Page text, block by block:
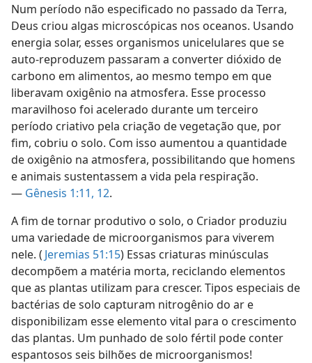
Num período não especificado no passado da Terra,
Deus criou algas microscópicas nos oceanos. Usando
energia solar, esses organismos unicelulares que se
auto-reproduzem passaram a converter dióxido de
carbono em alimentos, ao mesmo tempo em que
liberavam oxigênio na atmosfera. Esse processo
maravilhoso foi acelerado durante um terceiro
período criativo pela criação de vegetação que, por
fim, cobriu o solo. Com isso aumentou a quantidade
de oxigênio na atmosfera, possibilitando que homens
e animais sustentassem a vida pela respiração.
— Gênesis 1:11, 12.
A fim de tornar produtivo o solo, o Criador produziu
uma variedade de microorganismos para viverem
nele. ( Jeremias 51:15) Essas criaturas minúsculas
decompõem a matéria morta, reciclando elementos
que as plantas utilizam para crescer. Tipos especiais de
bactérias de solo capturam nitrogênio do ar e
disponibilizam esse elemento vital para o crescimento
das plantas. Um punhado de solo fértil pode conter
espantosos seis bilhões de microorganismos!